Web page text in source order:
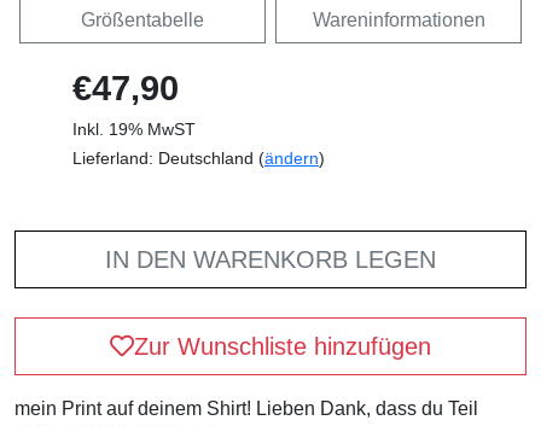
Größentabelle Wareninformationen
€47,90
Inkl. 19% MwST
Lieferland: Deutschland (ändern)
IN DEN WARENKORB LEGEN
Zur Wunschliste hinzufügen
mein Print auf deinem Shirt! Lieben Dank, dass du Teil